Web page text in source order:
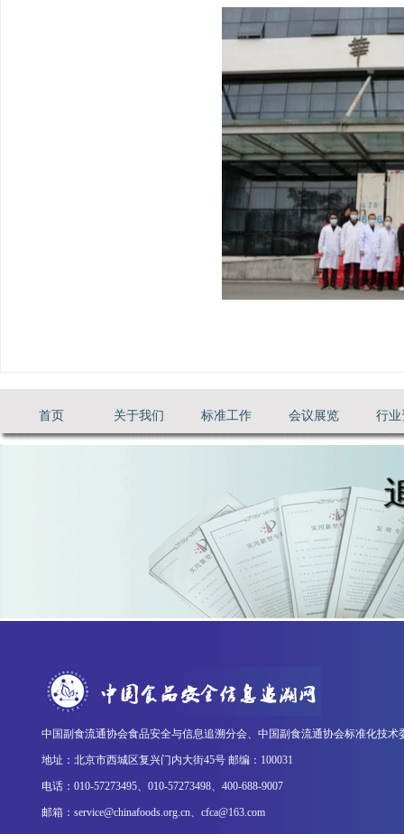
首页 关于我们 标准工作 会议展览 行业
中国副食流通协会食品安全与信息追溯分会、中国副食流通协会标准化技
地址：北京市西城区复兴门内大街45号 邮编：100031
电话：010-57273495、010-57273498、400-688-9007
邮箱：service@chinafoods.org.cn、cfca@163.com